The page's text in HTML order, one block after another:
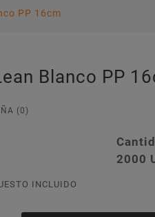
PP 16cm
Blanco PP
(0)
2000
INCLUIDO